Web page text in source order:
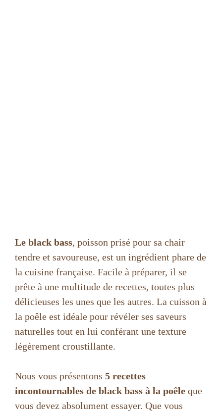
Le black bass, poisson prisé pour sa chair
tendre et savoureuse, est un ingrédient phare de
la cuisine française. Facile à préparer, il se
prête à une multitude de recettes, toutes plus
délicieuses les unes que les autres. La cuisson à
la poêle est idéale pour révéler ses saveurs
naturelles tout en lui conférant une texture
légèrement croustillante.
Nous vous présentons 5 recettes
incontournables de black bass à la poêle que
vous devez absolument essayer. Que vous